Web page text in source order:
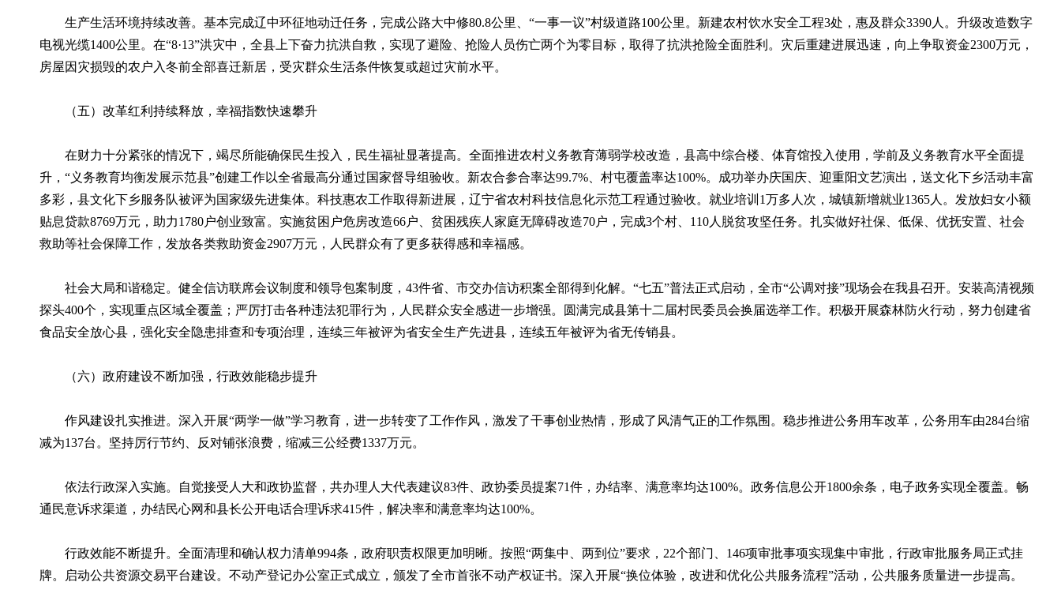
生产生活环境持续改善。基本完成辽中环征地动迁任务，完成公路大中修80.8公里、“一事一议”村级道路100公里。新建农村饮水安全工程3处，惠及群众3390人。升级改造数字
电视光缆1400公里。在“8·13”洪灾中，全县上下奋力抗洪自救，实现了避险、抢险人员伤亡两个为零目标，取得了抗洪抢险全面胜利。灾后重建进展迅速，向上争取资金2300万元，
房屋因灾损毁的农户入冬前全部喜迁新居，受灾群众生活条件恢复或超过灾前水平。
（五）改革红利持续释放，幸福指数快速攀升
在财力十分紧张的情况下，竭尽所能确保民生投入，民生福祉显著提高。全面推进农村义务教育薄弱学校改造，县高中综合楼、体育馆投入使用，学前及义务教育水平全面提
升，“义务教育均衡发展示范县”创建工作以全省最高分通过国家督导组验收。新农合参合率达99.7%、村屯覆盖率达100%。成功举办庆国庆、迎重阳文艺演出，送文化下乡活动丰富
多彩，县文化下乡服务队被评为国家级先进集体。科技惠农工作取得新进展，辽宁省农村科技信息化示范工程通过验收。就业培训1万多人次，城镇新增就业1365人。发放妇女小额
贴息贷款8769万元，助力1780户创业致富。实施贫困户危房改造66户、贫困残疾人家庭无障碍改造70户，完成3个村、110人脱贫攻坚任务。扎实做好社保、低保、优抚安置、社会
救助等社会保障工作，发放各类救助资金2907万元，人民群众有了更多获得感和幸福感。
社会大局和谐稳定。健全信访联席会议制度和领导包案制度，43件省、市交办信访积案全部得到化解。“七五”普法正式启动，全市“公调对接”现场会在我县召开。安装高清视频
探头400个，实现重点区域全覆盖；严厉打击各种违法犯罪行为，人民群众安全感进一步增强。圆满完成县第十二届村民委员会换届选举工作。积极开展森林防火行动，努力创建省
食品安全放心县，强化安全隐患排查和专项治理，连续三年被评为省安全生产先进县，连续五年被评为省无传销县。
（六）政府建设不断加强，行政效能稳步提升
作风建设扎实推进。深入开展“两学一做”学习教育，进一步转变了工作作风，激发了干事创业热情，形成了风清气正的工作氛围。稳步推进公务用车改革，公务用车由284台缩
减为137台。坚持厉行节约、反对铺张浪费，缩减三公经费1337万元。
依法行政深入实施。自觉接受人大和政协监督，共办理人大代表建议83件、政协委员提案71件，办结率、满意率均达100%。政务信息公开1800余条，电子政务实现全覆盖。畅
通民意诉求渠道，办结民心网和县长公开电话合理诉求415件，解决率和满意率均达100%。
行政效能不断提升。全面清理和确认权力清单994条，政府职责权限更加明晰。按照“两集中、两到位”要求，22个部门、146项审批事项实现集中审批，行政审批服务局正式挂
牌。启动公共资源交易平台建设。不动产登记办公室正式成立，颁发了全市首张不动产权证书。深入开展“换位体验，改进和优化公共服务流程”活动，公共服务质量进一步提高。